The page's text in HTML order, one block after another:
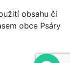
obsahu či
obce Psáry